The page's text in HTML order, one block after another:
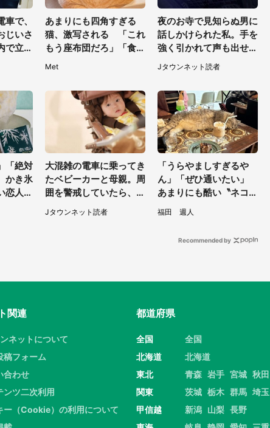
で、
じいさ
で立っ
あまりにも四角すぎる
猫、激写される 「これ
もう座布団だろ」「食パ
Met
夜のお寺で見知らぬ男に
話しかけられた私。手を
強く引かれて声も出せ
ず...（東京都・40代女
性）
Jタウンネット読者
「絶対
かき氷
恋人」
大混雑の電車に乗ってき
たベビーカーと母親。周
囲を警戒していたら、若
い男性客が思いもよらぬ
行動に（東京都・50代
Jタウンネット読者
「うらやましすぎるや
ん」「ぜひ通いたい」
あまりにも酷い〝ネコハ
ラ〟受けられる喫茶店に
5.3万人驚がく
福田 週人
Recommended by
関連
ネットについて
稿フォーム
合わせ
ンツ二次利用
ー（Cookie）の利用について
都道府県
全国
全国
北海道
北海道
東北
青森 岩手 宮城 秋田
関東
茨城 栃木 群馬 埼玉
甲信越
新潟 山梨 長野